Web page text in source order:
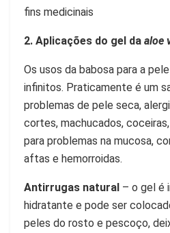
fins medicinais
2. Aplicações do gel da aloe
Os usos da babosa para a
infinitos. Praticamente é um
problemas de pele seca,
cortes, machucados,
para problemas na mucosa,
aftas e hemorroidas.
Antirrugas natural – o gel é
hidratante e pode ser
peles do rosto e pescoço,